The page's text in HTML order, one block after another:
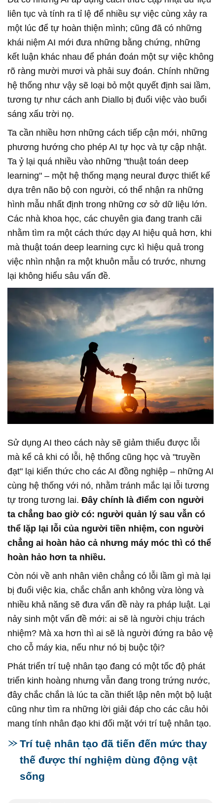
liên tục và tính ra tỉ lệ để nhiều sự việc cùng xảy ra
một lúc để tự hoàn thiện mình; cũng đã có những
khái niệm AI mới đưa những bằng chứng, những
kết luận khác nhau để phán đoán một sự việc không
rõ ràng mười mươi và phải suy đoán. Chính những
hệ thống như vậy sẽ loại bỏ một quyết định sai lầm,
tương tự như cách anh Diallo bị đuổi việc vào buổi
sáng xấu trời nọ.
Ta cần nhiều hơn những cách tiếp cận mới, những
phương hướng cho phép AI tự học và tự cập nhật.
Ta ỷ lại quá nhiều vào những "thuật toán deep
learning" – một hệ thống mạng neural được thiết kế
dựa trên não bộ con người, có thể nhận ra những
hình mẫu nhất định trong những cơ sở dữ liệu lớn.
Các nhà khoa học, các chuyên gia đang tranh cãi
nhằm tìm ra một cách thức dạy AI hiệu quả hơn, khi
mà thuật toán deep learning cực kì hiệu quả trong
việc nhìn nhận ra một khuôn mẫu có trước, nhưng
lại không hiểu sâu vấn đề.
Sử dụng AI theo cách này sẽ giảm thiểu được lỗi
mà kể cả khi có lỗi, hệ thống cũng học và "truyền
đạt" lại kiến thức cho các AI đồng nghiệp – những AI
cùng hệ thống với nó, nhằm tránh mắc lại lỗi tương
tự trong tương lai. Đây chính là điểm con người
ta chẳng bao giờ có: người quản lý sau vẫn có
thể lặp lại lỗi của người tiền nhiệm, con người
chẳng ai hoàn hảo cả nhưng máy móc thì có thể
hoàn hảo hơn ta nhiều.
Còn nói về anh nhân viên chẳng có lỗi lầm gì mà lại
bị đuổi việc kia, chắc chắn anh không vừa lòng và
nhiều khả năng sẽ đưa vấn đề này ra pháp luật. Lại
nảy sinh một vấn đề mới: ai sẽ là người chịu trách
nhiệm? Mà xa hơn thì ai sẽ là người đứng ra bảo vệ
cho cỗ máy kia, nếu như nó bị buộc tội?
Phát triển trí tuệ nhân tạo đang có một tốc độ phát
triển kinh hoàng nhưng vẫn đang trong trứng nước,
đây chắc chắn là lúc ta cần thiết lập nên một bộ luật
cũng như tìm ra những lời giải đáp cho các câu hỏi
mang tính nhân đạo khi đối mặt với trí tuệ nhân tạo.
Trí tuệ nhân tạo đã tiến đến mức thay
thế được thí nghiệm dùng động vật
sống